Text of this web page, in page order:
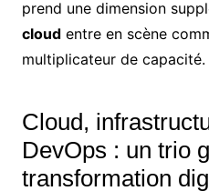
prend une dimension
cloudentre en scène
multiplicateur de capacité.
Cloud,
DevOps : un trio
transformation